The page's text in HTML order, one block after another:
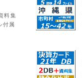
料集
付属